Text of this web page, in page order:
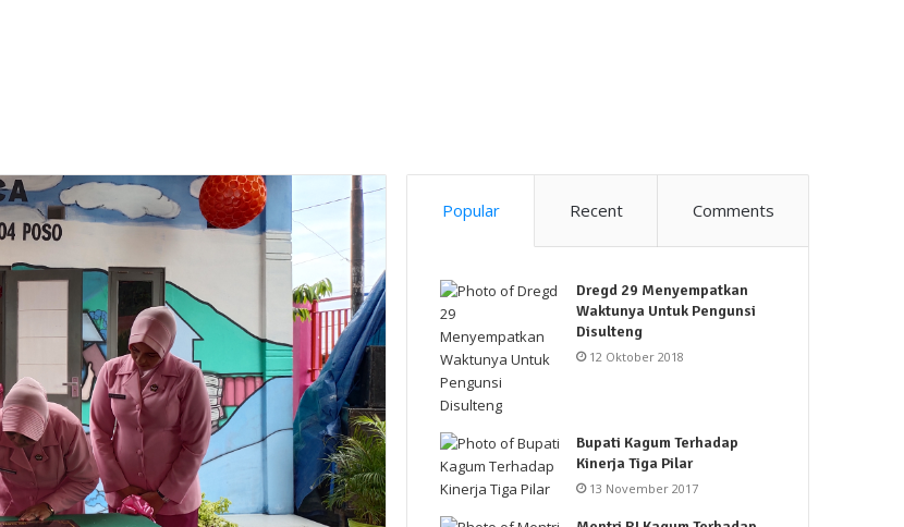
Popular Recent Comments
Dregd 29 Menyempatkan
Waktunya Untuk Pengunsi
Disulteng
12 Oktober 2018
Bupati Kagum Terhadap
Kinerja Tiga Pilar
13 November 2017